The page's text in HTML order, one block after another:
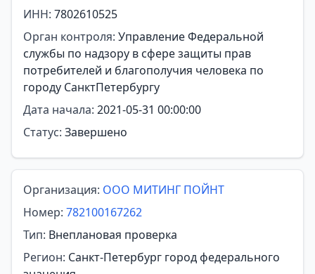
ИНН: 7802610525
Орган контроля: Управление Федеральной
службы по надзору в сфере защиты прав
потребителей и благополучия человека по
городу СанктПетербургу
Дата начала: 2021-05-31 00:00:00
Статус: Завершено
Организация: ООО МИТИНГ ПОЙНТ
Номер: 782100167262
Тип: Внеплановая проверка
Регион: Санкт-Петербург город федерального